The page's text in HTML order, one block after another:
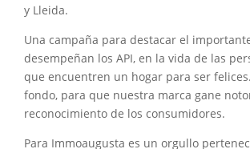
y Lleida.
Una campaña para destacar el
desempeñan los API, en la vida de las
que encuentren un hogar para ser
fondo, para que nuestra marca gane
reconocimiento de los consumidores.
Para Immoaugusta es un orgullo